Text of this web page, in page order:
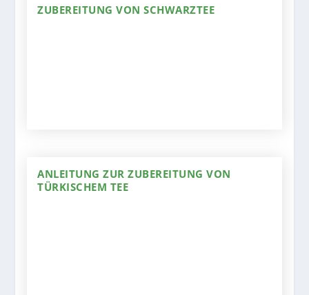
ZUBEREITUNG VON SCHWARZTEE
ANLEITUNG ZUR ZUBEREITUNG VON
TÜRKISCHEM TEE